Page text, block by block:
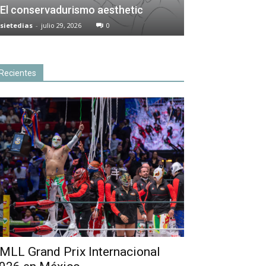
El conservadurismo aesthetic
sietedias - julio 29, 2026 0
Grand Prix Internacional